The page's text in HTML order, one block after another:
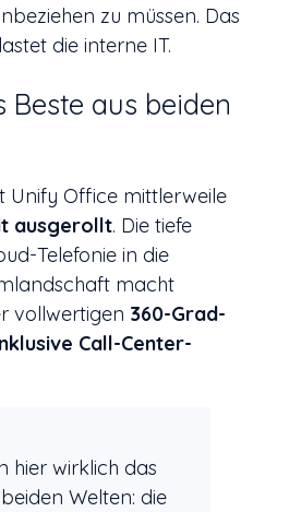
zu müssen. Das
die interne IT.
Beste aus beiden
Unify Office mittlerweile
ausgerollt. Die tiefe
Telefonie in die
macht
vollwertigen 360-Grad-
Call-Center-
hier wirklich das
Welten: die